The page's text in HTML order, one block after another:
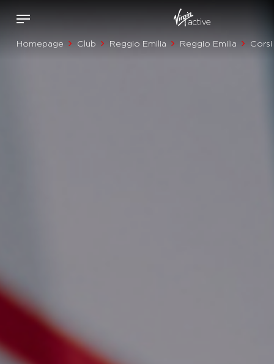
Homepage Club Reggio Emilia Reggio Emilia Corsi